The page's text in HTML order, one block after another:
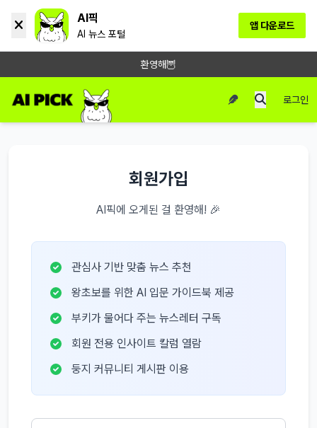
AI픽
AI 뉴스 포털
앱 다운로드
환영해🦉
로그인
회원가입
AI픽에 오게된 걸 환영해! 🎉
관심사 기반 맞춤 뉴스 추천
왕초보를 위한 AI 입문 가이드북 제공
부키가 물어다 주는 뉴스레터 구독
회원 전용 인사이트 칼럼 열람
둥지 커뮤니티 게시판 이용